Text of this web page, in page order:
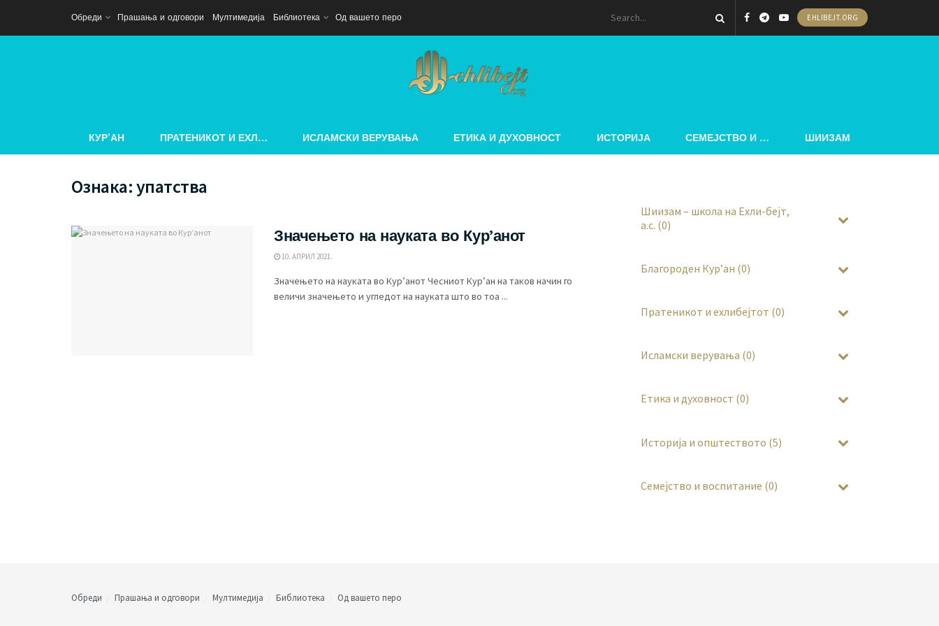
Обреди Прашања и одговори Мултимедија Библиотека Од вашето перо EHLIBEJT.ORG
КУР’АН ПРАТЕНИКОТ И ЕХЛ… ИСЛАМСКИ ВЕРУВАЊА ЕТИКА И ДУХОВНОСТ ИСТОРИЈА СЕМЕЈСТВО И … ШИИЗАМ
Ознака:упатства
Значењето на науката во Кур’анот
10. АПРИЛ 2021.
Значењето на науката во Кур’анот Чесниот Кур’ан на таков начин го
величи значењето и угледот на науката што во тоа ...
Шиизам – школа на Ехли-бејт,
а.с. (0)
Благороден Кур’ан (0)
Пратеникот и ехлибејтот (0)
Исламски верувања (0)
Етика и духовност (0)
Историја и општеството (5)
Семејство и воспитание (0)
Обреди Прашања и одговори Мултимедија Библиотека Од вашето перо